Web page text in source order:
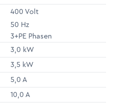
400 Volt
50 Hz
3+PE Phasen
3,0 kW
3,5 kW
5,0 A
10,0 A